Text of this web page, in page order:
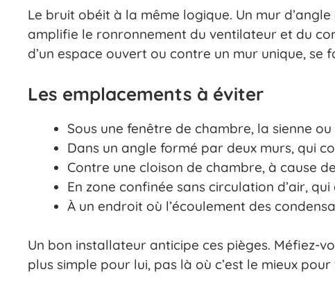
Le bruit obéit à la même logique. Un mur
amplifie le ronronnement du ventilateur et du
d’un espace ouvert ou contre un mur unique, se
Les emplacements à éviter
Sous une fenêtre de chambre, la sienne ou
Dans un angle formé par deux murs, qui
Contre une cloison de chambre, à cause
En zone confinée sans circulation d’air,
À un endroit où l’écoulement des
Un bon installateur anticipe ces pièges. Méfiez-
plus simple pour lui, pas là où c’est le mieux pour